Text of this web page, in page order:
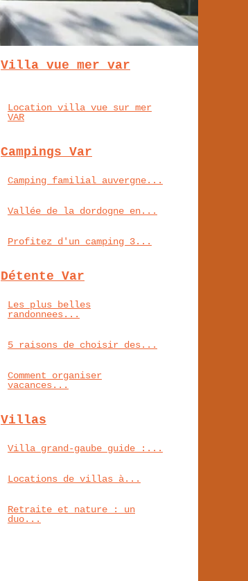
Villa vue mer var
Location villa vue sur mer
VAR
Campings Var
Camping familial auvergne...
Vallée de la dordogne en...
Profitez d'un camping 3...
Détente Var
Les plus belles
randonnees...
5 raisons de choisir des...
Comment organiser
vacances...
Villas
Villa grand-gaube guide :...
Locations de villas à...
Retraite et nature : un
duo...